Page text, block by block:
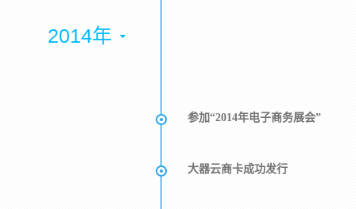
2014年
参加“2014年电子商务展会”
大器云商卡成功发行